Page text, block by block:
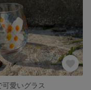
可愛いグラス